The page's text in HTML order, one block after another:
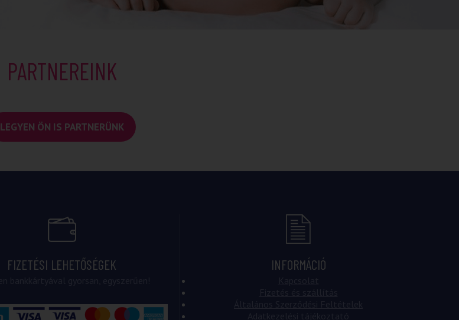
PARTNEREINK
LEGYEN ÖN IS PARTNERÜNK
FIZETÉSI LEHETŐSÉGEK INFORMÁCIÓ